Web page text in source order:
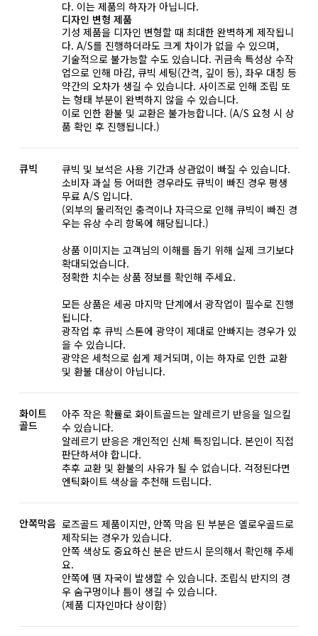
다. 이는 제품의 하자가 아닙니다.
디자인 변형 제품
기성 제품을 디자인 변형할 때 최대한 완벽하게 제작됩니
다. A/S를 진행하더라도 크게 차이가 없을 수 있으며,
기술적으로 불가능할 수도 있습니다. 귀금속 특성상 수작
업으로 인해 마감, 큐빅 세팅(간격, 깊이 등), 좌우 대칭 등
약간의 오차가 생길 수 있습니다. 사이즈로 인해 조립 또
는 형태 부분이 완벽하지 않을 수 있습니다.
이로 인한 환불 및 교환은 불가능합니다. (A/S 요청 시 상
품 확인 후 진행됩니다.)
큐빅
큐빅 및 보석은 사용 기간과 상관없이 빠질 수 있습니다.
소비자 과실 등 어떠한 경우라도 큐빅이 빠진 경우 평생
무료 A/S 입니다.
(외부의 물리적인 충격이나 자극으로 인해 큐빅이 빠진 경
우는 유상 수리 항목에 해당됩니다.)
상품 이미지는 고객님의 이해를 돕기 위해 실제 크기보다
확대되었습니다.
정확한 치수는 상품 정보를 확인해 주세요.
모든 상품은 세공 마지막 단계에서 광작업이 필수로 진행
됩니다.
광작업 후 큐빅 스톤에 광약이 제대로 안빠지는 경우가 있
을 수 있습니다.
광약은 세척으로 쉽게 제거되며, 이는 하자로 인한 교환
및 환불 대상이 아닙니다.
화이트
골드
아주 작은 확률로 화이트골드는 알레르기 반응을 일으킬
수 있습니다.
알레르기 반응은 개인적인 신체 특징입니다. 본인이 직접
판단하셔야 합니다.
추후 교환 및 환불의 사유가 될 수 없습니다. 걱정된다면
엔틱화이트 색상을 추천해 드립니다.
안쪽막음 로즈골드 제품이지만, 안쪽 막음 된 부분은 옐로우골드로
제작되는 경우가 있습니다.
안쪽 색상도 중요하신 분은 반드시 문의해서 확인해 주세
요.
안쪽에 땜 자국이 발생할 수 있습니다. 조립식 반지의 경
우 숨구멍이나 틈이 생길 수 있습니다.
(제품 디자인마다 상이함)